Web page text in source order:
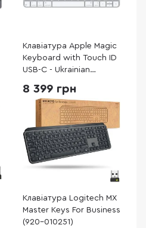
Клавіатура Apple Magic
Keyboard with Touch ID
USB-C - Ukrainian
8 399 грн
Клавіатура Logitech MX
Master Keys For Business
(920-010251)